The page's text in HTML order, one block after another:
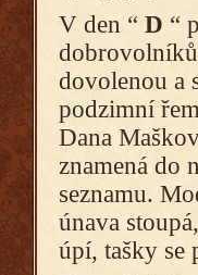
V den “ D “
dovolenou a
podzimní
Dana
znamená do
seznamu.
únava
úpí, tašky se